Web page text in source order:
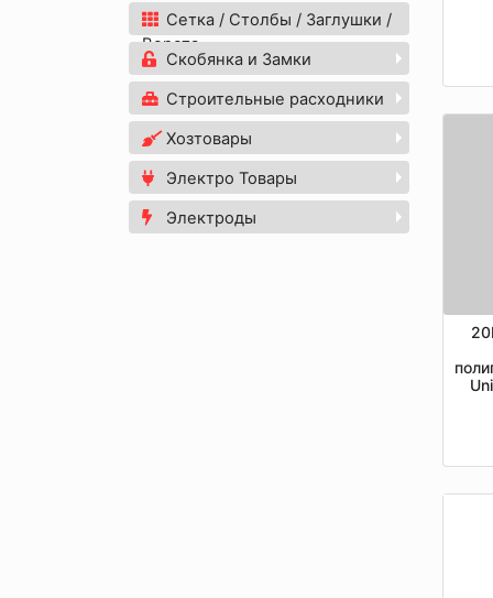
Сетка / Столбы / Заглушки /
Ворота
Скобянка и Замки
Строительные расходники
Хозтовары
Электро Товары
Электроды